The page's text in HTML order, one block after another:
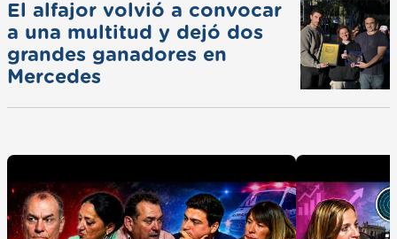
El alfajor volvió a convocar
a una multitud y dejó dos
grandes ganadores en
Mercedes